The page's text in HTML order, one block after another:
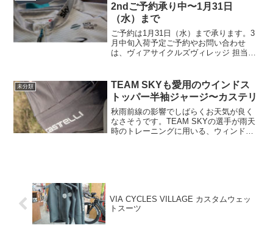
2ndご予約承り中〜1月31日
（水）まで
ご予約は1月31日（水）まで承ります。3
月中旬入荷予定ご予約やお問い合わせ
は、ヴィアサイクルズヴィレッジ 担当オ
未分類
TEAM SKYも愛用のウインドス
トッパー半袖ジャージ〜カステリ
秋雨前線の影響でしばらくお天気が良く
なさそうです。TEAM SKYの選手が雨天
時のトレーニングに用いる、ウィンドス
VIA CYCLES VILLAGE カスタムウェッ
トスーツ